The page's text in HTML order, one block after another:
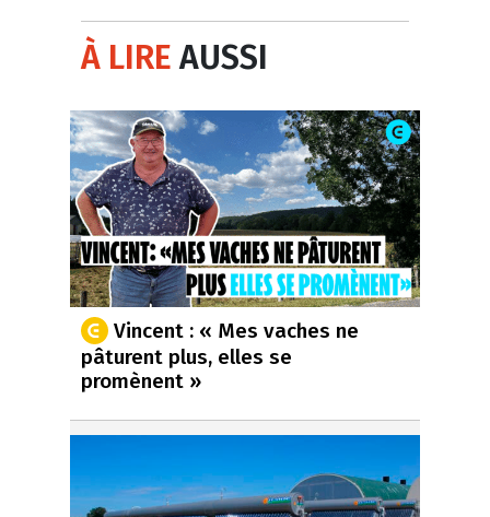
À LIREAUSSI
Vincent : « Mes vaches ne
pâturent plus, elles se
promènent »